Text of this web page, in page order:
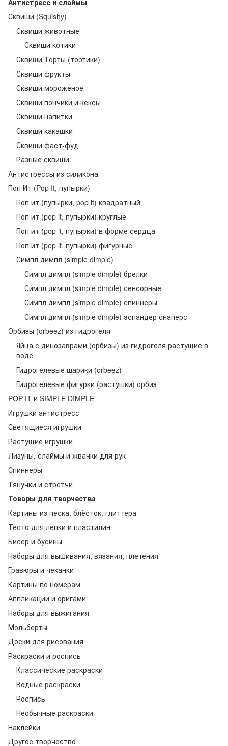
Антистресс и слаймы
Сквиши (Squishy)
Сквиши животные
Сквиши котики
Сквиши Торты (тортики)
Сквиши фрукты
Сквиши мороженое
Сквиши пончики и кексы
Сквиши напитки
Сквиши какашки
Сквиши фаст-фуд
Разные сквиши
Антистрессы из силикона
Поп Ит (Pop It, пупырки)
Поп ит (пупырки, pop it) квадратный
Поп ит (pop it, пупырки) круглые
Поп ит (pop it, пупырки) в форме сердца
Поп ит (pop it, пупырки) фигурные
Симпл димпл (simple dimple)
Симпл димпл (simple dimple) брелки
Симпл димпл (simple dimple) сенсорные
Симпл димпл (simple dimple) спиннеры
Симпл димпл (simple dimple) эспандер снаперс
Орбизы (orbeez) из гидрогеля
Яйца с динозаврами (орбизы) из гидрогеля растущие в
воде
Гидрогелевые шарики (orbeez)
Гидрогелевые фигурки (растушки) орбиз
POP IT и SIMPLE DIMPLE
Игрушки антистресс
Светящиеся игрушки
Растущие игрушки
Лизуны, слаймы и жвачки для рук
Спиннеры
Тянучки и стретчи
Товары для творчества
Картины из песка, блёсток, глиттера
Тесто для лепки и пластилин
Бисер и бусины
Наборы для вышивания, вязания, плетения
Гравюры и чеканки
Картины по номерам
Аппликации и оригами
Наборы для выжигания
Мольберты
Доски для рисования
Раскраски и роспись
Классические раскраски
Водные раскраски
Роспись
Необычные раскраски
Наклейки
Другое творчество